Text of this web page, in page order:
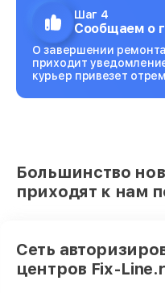
Шаг 4
Сообщаем о
О завершении
приходит
курьер привезет
Большинство
приходят к нам
Сеть
центров Fix-